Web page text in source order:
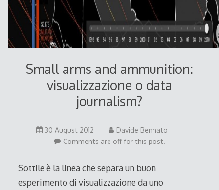
Small arms and ammunition:
visualizzazione o data
journalism?
30 August 2012
August
2012
Davide Bennato
Comments are off for this post.
Sottile è la linea che separa un buon
esperimento di visualizzazione da uno